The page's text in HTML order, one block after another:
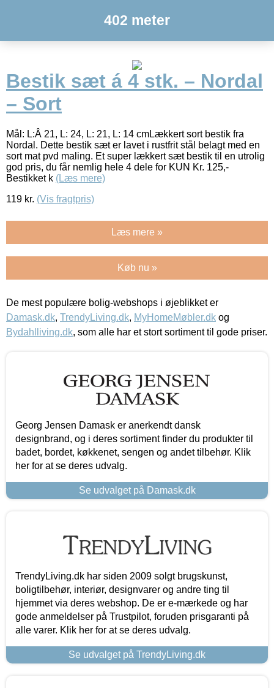
402 meter
Bestik sæt á 4 stk. – Nordal
– Sort
Mål: L:Â 21, L: 24, L: 21, L: 14 cmLækkert sort bestik fra
Nordal. Dette bestik sæt er lavet i rustfrit stål belagt med en
sort mat pvd maling. Et super lækkert sæt bestik til en utrolig
god pris, du får nemlig hele 4 dele for KUN Kr. 125,-
Bestikket k (Læs mere)
119 kr. (Vis fragtpris)
Læs mere »
Køb nu »
De mest populære bolig-webshops i øjeblikket er
Damask.dk, TrendyLiving.dk, MyHomeMøbler.dk og
Bydahlliving.dk, som alle har et stort sortiment til gode priser.
Georg Jensen Damask er anerkendt dansk
designbrand, og i deres sortiment finder du produkter til
badet, bordet, køkkenet, sengen og andet tilbehør. Klik
her for at se deres udvalg.
Se udvalget på Damask.dk
TrendyLiving.dk har siden 2009 solgt brugskunst,
boligtilbehør, interiør, designvarer og andre ting til
hjemmet via deres webshop. De er e-mærkede og har
gode anmeldelser på Trustpilot, foruden prisgaranti på
alle varer. Klik her for at se deres udvalg.
Se udvalget på TrendyLiving.dk